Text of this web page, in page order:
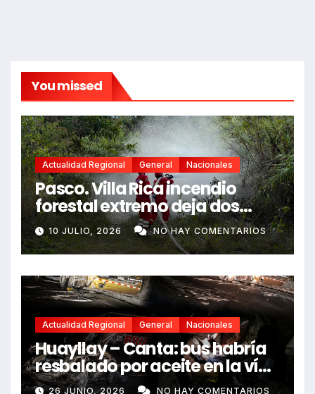
You missed
Actualidad Regional General Nacionales
Pasco. Villa Rica incendio
forestal extremo deja dos
fallecidos y heridos
10 JULIO, 2026 NO HAY COMENTARIOS
Actualidad Regional General Nacionales
Huayllay – Canta: bus habría
resbalado por aceite en la vía
e impactó auto siniestrado
26 JUNIO, 2026 NO HAY COMENTARIOS